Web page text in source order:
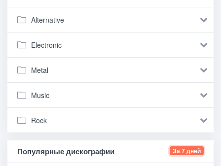
Alternative
Electronic
Metal
Music
Rock
Популярные дискографии За 7 дней